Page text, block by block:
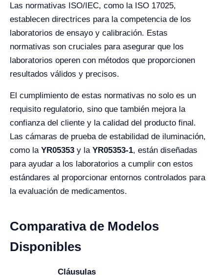
Las normativas ISO/IEC, como la ISO 17025,
establecen directrices para la competencia de los
laboratorios de ensayo y calibración. Estas
normativas son cruciales para asegurar que los
laboratorios operen con métodos que proporcionen
resultados válidos y precisos.
El cumplimiento de estas normativas no solo es un
requisito regulatorio, sino que también mejora la
confianza del cliente y la calidad del producto final.
Las cámaras de prueba de estabilidad de iluminación,
como la YR05353 y la YR05353-1, están diseñadas
para ayudar a los laboratorios a cumplir con estos
estándares al proporcionar entornos controlados para
la evaluación de medicamentos.
Comparativa de Modelos
Disponibles
Cláusulas